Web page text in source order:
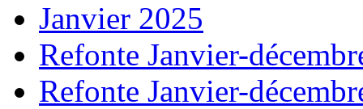
Janvier 2025
Refonte Janvier-
Refonte Janvier-